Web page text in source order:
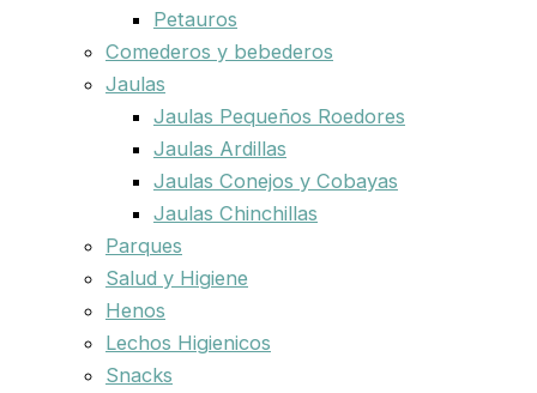
Petauros
Comederos y bebederos
Jaulas
Jaulas Pequeños Roedores
Jaulas Ardillas
Jaulas Conejos y Cobayas
Jaulas Chinchillas
Parques
Salud y Higiene
Henos
Lechos Higienicos
Snacks